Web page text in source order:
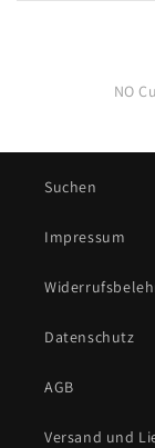
NO
Suchen
Impressum
Datenschutz
AGB
Versand und